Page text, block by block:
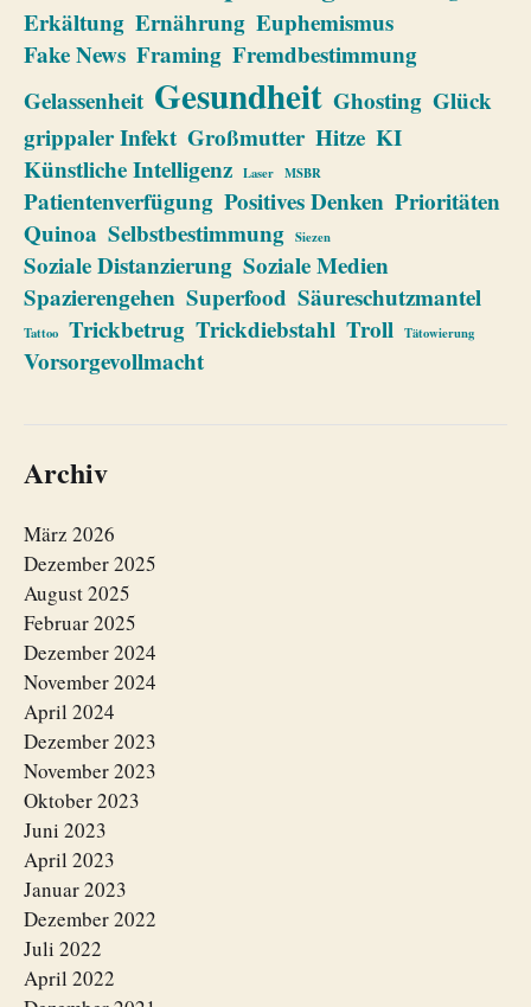
Erkältung Ernährung Euphemismus
Fake News Framing Fremdbestimmung
Gelassenheit Gesundheit Ghosting Glück
grippaler Infekt Großmutter Hitze KI
Künstliche Intelligenz Laser MSBR
Patientenverfügung Positives Denken Prioritäten
Quinoa Selbstbestimmung Siezen
Soziale Distanzierung Soziale Medien
Spazierengehen Superfood Säureschutzmantel
Tattoo Trickbetrug Trickdiebstahl Troll Tätowierung
Vorsorgevollmacht
Archiv
März 2026
Dezember 2025
August 2025
Februar 2025
Dezember 2024
November 2024
April 2024
Dezember 2023
November 2023
Oktober 2023
Juni 2023
April 2023
Januar 2023
Dezember 2022
Juli 2022
April 2022